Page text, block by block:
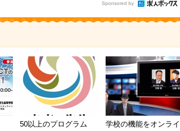
Sponsored by
50以上のプログラム
学校の機能をオンライ